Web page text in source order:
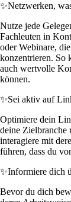
✨Netzwerken,
Nutze jede
Fachleuten in
oder Webinare,
konzentrieren. So
auch wertvolle
können.
✨Sei aktiv auf
Optimiere dein
deine Zielbranche
interagiere mit
führen, dass du
✨Informiere dich
Bevor du dich